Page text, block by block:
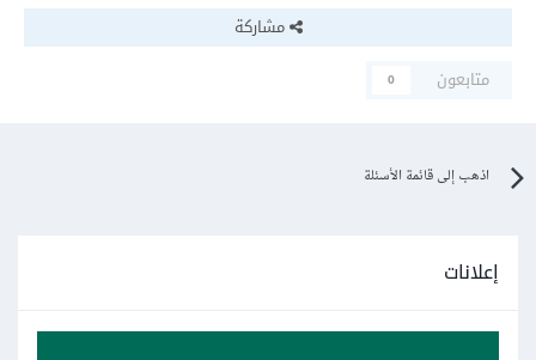
مشاركة
متابعون
0
اذهب إلى قائمة الأسئلة
إعلانات